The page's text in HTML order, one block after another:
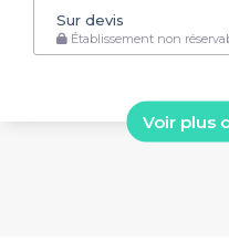
Sur devis
Établissement non
Voir plus